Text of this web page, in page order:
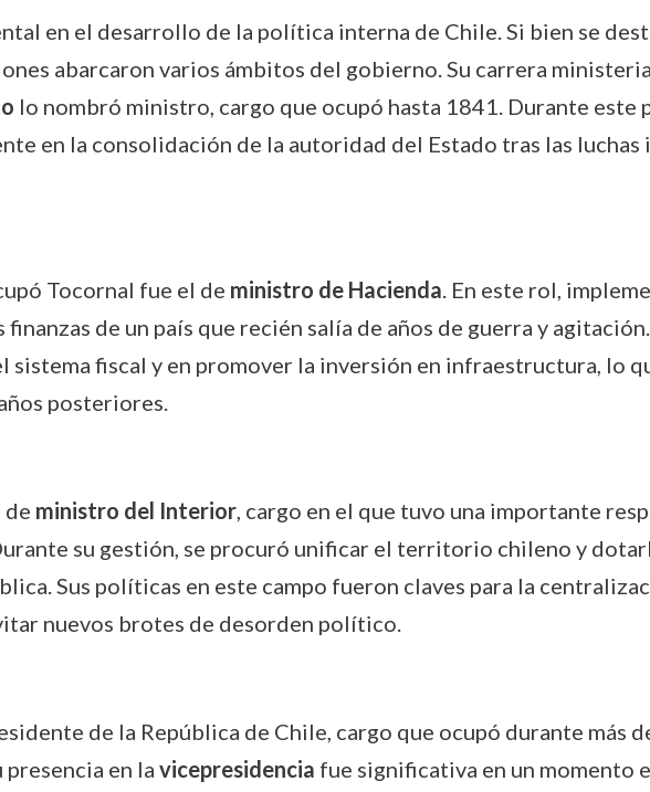
en el desarrollo de la política interna de Chile. Si bien se
abarcaron varios ámbitos del gobierno. Su carrera
lo nombró ministro, cargo que ocupó hasta 1841. Durante este
en la consolidación de la autoridad del Estado tras las luchas
Tocornal fue el de ministro de Hacienda. En este rol,
de un país que recién salía de años de guerra y
sistema fiscal y en promover la inversión en infraestructura, lo
posteriores.
de ministro del Interior, cargo en el que tuvo una importante
su gestión, se procuró unificar el territorio chileno y
Sus políticas en este campo fueron claves para la
nuevos brotes de desorden político.
de la República de Chile, cargo que ocupó durante más
en la vicepresidencia fue significativa en un momento